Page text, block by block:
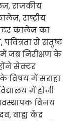
राजकीय
राष्ट्रीय
कालेज का
पवित्रता से संतुष्ट
जब निरीक्षण के
सेक्टर
विषय में सराहा
में होनी
विनय
वाह्य केंद्र